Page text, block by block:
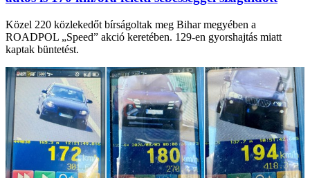
Közel 220 közlekedőt bírságoltak meg Bihar megyében a
ROADPOL „Speed” akció keretében. 129-en gyorshajtás miatt
kaptak büntetést.